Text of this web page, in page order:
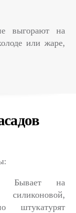
выгорают на
или жаре,
Бывает на
штукатурят